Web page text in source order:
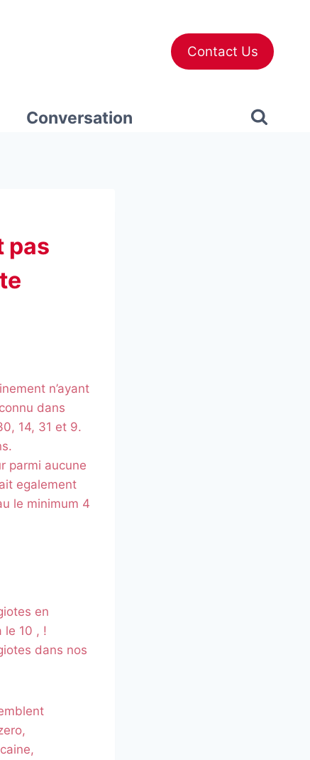
Contact Us
Conversation
pas
n’ayant
dans
14, 31 et 9.
parmi aucune
egalement
le minimum 4
en
le 10 , !
dans nos